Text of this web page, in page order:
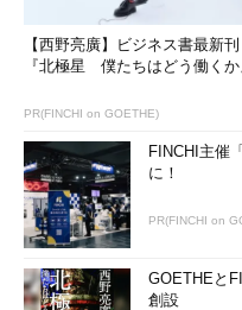
【西野亮廣】ビジネス書最新刊
『北極星 僕たちはどう働くか
PR(FINCHI on GOETHE)
FINCHI主催
に！
PR(FINCHI on
GOETHEと
創設